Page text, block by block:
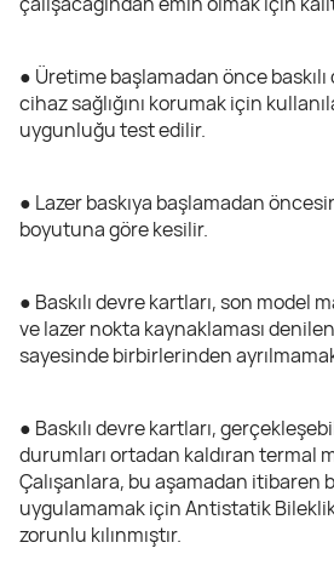
● Üretime başlamadan önce baskılı
cihaz sağlığını korumak için
uygunluğu test edilir.
● Lazer baskıya başlamadan
boyutuna göre kesilir.
● Baskılı devre kartları, son model
ve lazer nokta kaynaklaması
sayesinde birbirlerinden
● Baskılı devre kartları,
durumları ortadan kaldıran termal
Çalışanlara, bu aşamadan itibaren
uygulamamak için Antistatik
zorunlu kılınmıştır.